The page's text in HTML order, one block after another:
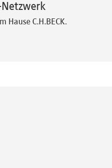
Hause C.H.BECK.